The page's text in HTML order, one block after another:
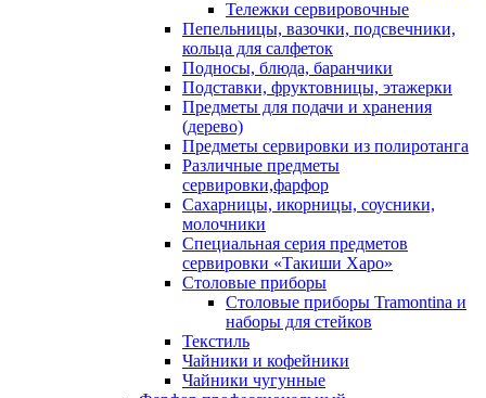
Тележки сервировочные
Пепельницы, вазочки, подсвечники,
кольца для салфеток
Подносы, блюда, баранчики
Подставки, фруктовницы, этажерки
Предметы для подачи и хранения
(дерево)
Предметы сервировки из полиротанга
Различные предметы
сервировки,фарфор
Сахарницы, икорницы, соусники,
молочники
Специальная серия предметов
сервировки «Такиши Харо»
Столовые приборы
Столовые приборы Trаmоntina и
наборы для стейков
Текстиль
Чайники и кофейники
Чайники чугунные